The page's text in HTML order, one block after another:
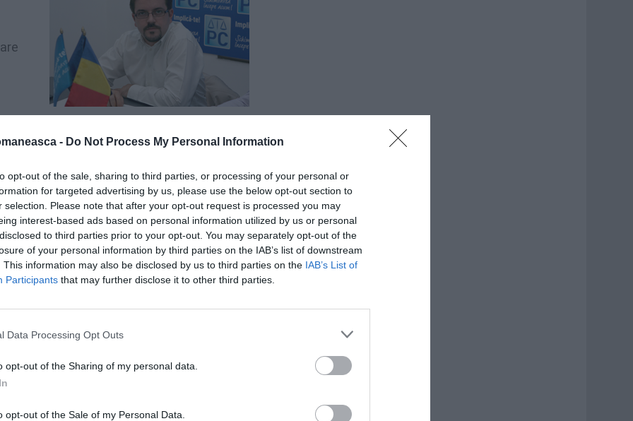
- Do Not Process My Personal Information
opt-out of the sale, sharing to third parties, or processing of your personal or
for targeted advertising by us, please use the below opt-out section to
selection. Please note that after your opt-out request is processed you may
interest-based ads based on personal information utilized by us or personal
to third parties prior to your opt-out. You may separately opt-out of the
of your personal information by third parties on the IAB’s list of downstream
This information may also be disclosed by us to third parties on the IAB’s List of
Participants that may further disclose it to other third parties.
Data Processing Opt Outs
opt-out of the Sharing of my personal data.
opt-out of the Sale of my Personal Data.
acum vedemromânii puşi la colţ în
şi de îndepărtare de partenerii europeni.
în care muncesc românii din diaspora, ci